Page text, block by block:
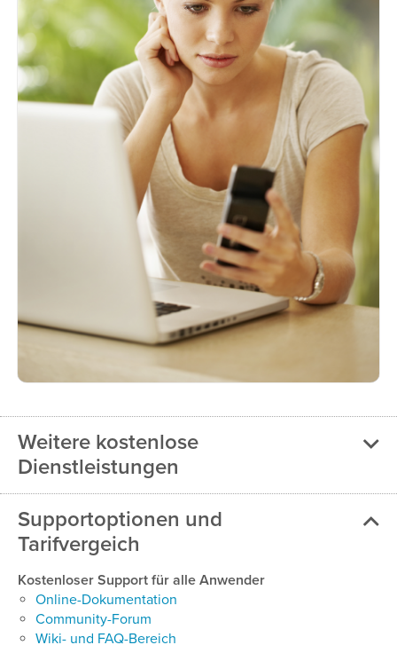
Weitere kostenlose
Dienstleistungen
Supportoptionen und
Tarifvergeich
Kostenloser Support für alle Anwender
Online-Dokumentation
Community-Forum
Wiki- und FAQ-Bereich